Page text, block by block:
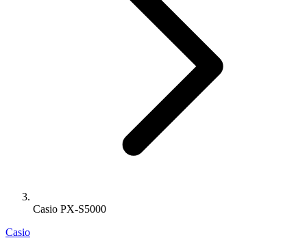
Casio PX-S5000
Casio